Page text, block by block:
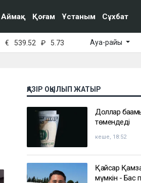
Аймақ Қоғам Ұстаным Сұхбат
€ 539.52 ₽ 5.73 Ауа-райы
ҚАЗІР ОҚЫЛЫП ЖАТЫР
Доллар
төмендеді
кеше, 18:52
Қайсар
мүмкін - Бас